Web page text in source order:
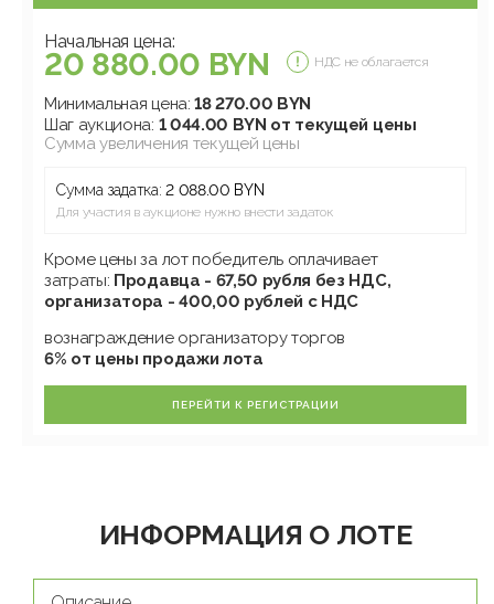
Начальная цена:
20 880.00 BYN НДС не облагается
Минимальная цена:18 270.00 BYN
Шаг аукциона: 1 044.00 BYN от текущей цены
Сумма увеличения текущей цены
Сумма задатка:2 088.00 BYN
Для участия в аукционе нужно внести задаток
Кроме цены за лот победитель оплачивает
затраты: Продавца - 67,50 рубля без НДС,
организатора - 400,00 рублей с НДС
вознаграждение организатору торгов
6% от цены продажи лота
ПЕРЕЙТИ К РЕГИСТРАЦИИ
ИНФОРМАЦИЯ О ЛОТЕ